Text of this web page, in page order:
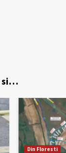
si…
Din Floresti